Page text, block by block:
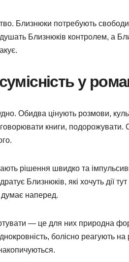
Близнюки потребують
Близнюків контролем, а
у
Обидва цінують розмови,
книги, подорожувати.
рішення швидко та
Близнюків, які хочуть дії
наперед.
— це для них природна
болісно реагують